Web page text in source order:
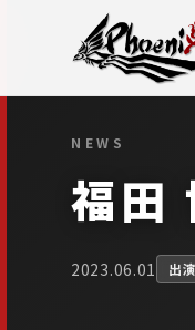
NEWS
福田
2023.06.01 出